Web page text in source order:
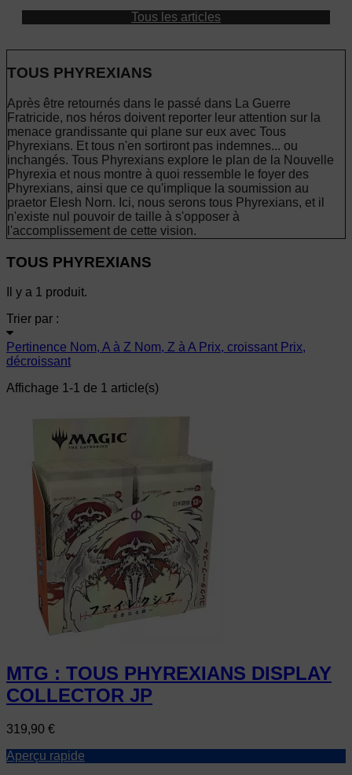
Tous les articles
TOUS PHYREXIANS
Après être retournés dans le passé dans La Guerre
Fratricide, nos héros doivent reporter leur attention sur la
menace grandissante qui plane sur eux avec Tous
Phyrexians. Et tous n'en sortiront pas indemnes... ou
inchangés. Tous Phyrexians explore le plan de la Nouvelle
Phyrexia et nous montre à quoi ressemble le foyer des
Phyrexians, ainsi que ce qu'implique la soumission au
praetor Elesh Norn. Ici, nous serons tous Phyrexians, et il
n'existe nul pouvoir de taille à s'opposer à
l'accomplissement de cette vision.
TOUS PHYREXIANS
Il y a 1 produit.
Trier par :
Pertinence Nom, A à Z Nom, Z à A Prix, croissant Prix,
décroissant
Affichage 1-1 de 1 article(s)
MTG : TOUS PHYREXIANS DISPLAY
COLLECTOR JP
Prix
319,90 €
Aperçu rapide